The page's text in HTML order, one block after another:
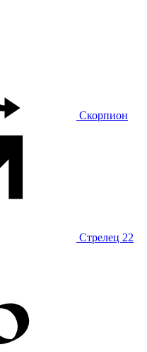
Скорпион
Стрелец 22